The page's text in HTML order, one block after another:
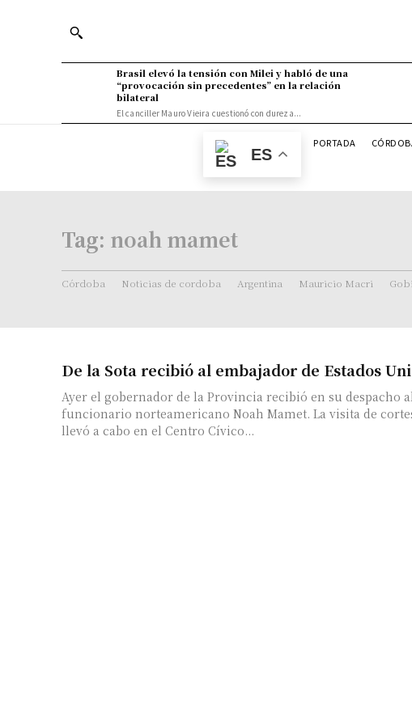
Brasil elevó la tensión con Milei y habló de una
“provocación sin precedentes” en la relación
bilateral
El canciller Mauro Vieira cuestionó con dureza...
ES
PORTADA
Tag: noah mamet
Córdoba Noticias de cordoba Argentina Mauricio Macri
De la Sota recibió al embajador de Estados
Ayer el gobernador de la Provincia recibió en su despacho
funcionario norteamericano Noah Mamet. La visita de
llevó a cabo en el Centro Cívico...